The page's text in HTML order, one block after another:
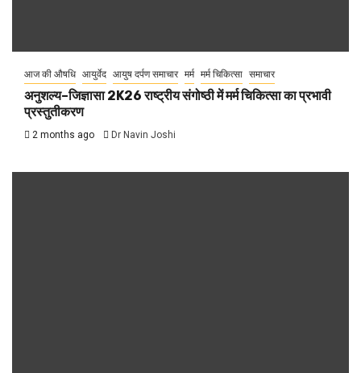
आज की औषधि आयुर्वेद आयुष दर्पण समाचार मर्म मर्म चिकित्सा समाचार
अनुशल्य–जिज्ञासा 2K26 राष्ट्रीय संगोष्ठी में मर्म चिकित्सा का प्रभावी
प्रस्तुतीकरण
2 months ago Dr Navin Joshi